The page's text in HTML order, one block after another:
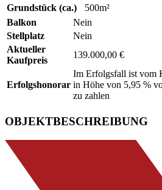
Grundstück (ca.)
500m²
Balkon
Nein
Stellplatz
Nein
Aktueller
Kaufpreis
139.000,00 €
Erfolgshonorar
Im Erfolgsfall ist vom
in Höhe von 5,95 %
zu zahlen
OBJEKTBESCHREIBUNG